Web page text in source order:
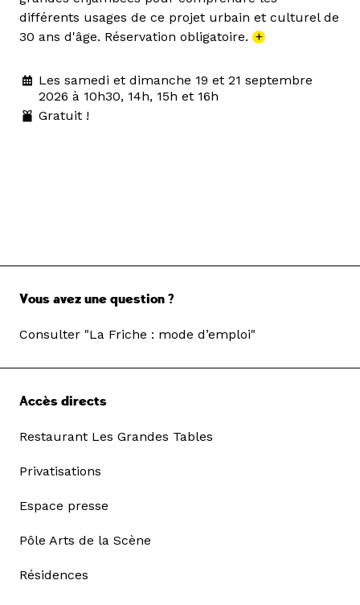
différents usages de ce projet urbain et culturel de
30 ans d'âge. Réservation obligatoire. +
Les samedi et dimanche 19 et 21 septembre
2026 à 10h30, 14h, 15h et 16h
Gratuit !
Vous avez une question ?
Consulter "La Friche : mode d’emploi"
Accès directs
Restaurant Les Grandes Tables
Privatisations
Espace presse
Pôle Arts de la Scène
Résidences